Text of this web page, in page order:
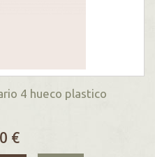
4 hueco plastico
€